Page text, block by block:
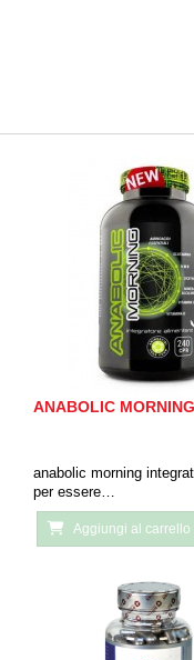
ANABOLIC
anabolic morning
per essere…
Aggiungi al carrello